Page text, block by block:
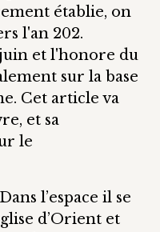
établie, on
l'an 202.
et l'honore du
sur la base
Cet article va
et sa
le
l’espace il se
d’Orient et